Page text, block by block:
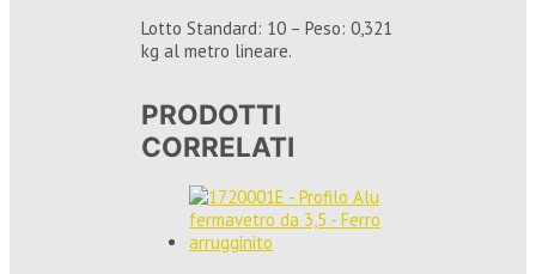
Lotto Standard: 10 – Peso: 0,321
kg al metro lineare.
PRODOTTI
CORRELATI